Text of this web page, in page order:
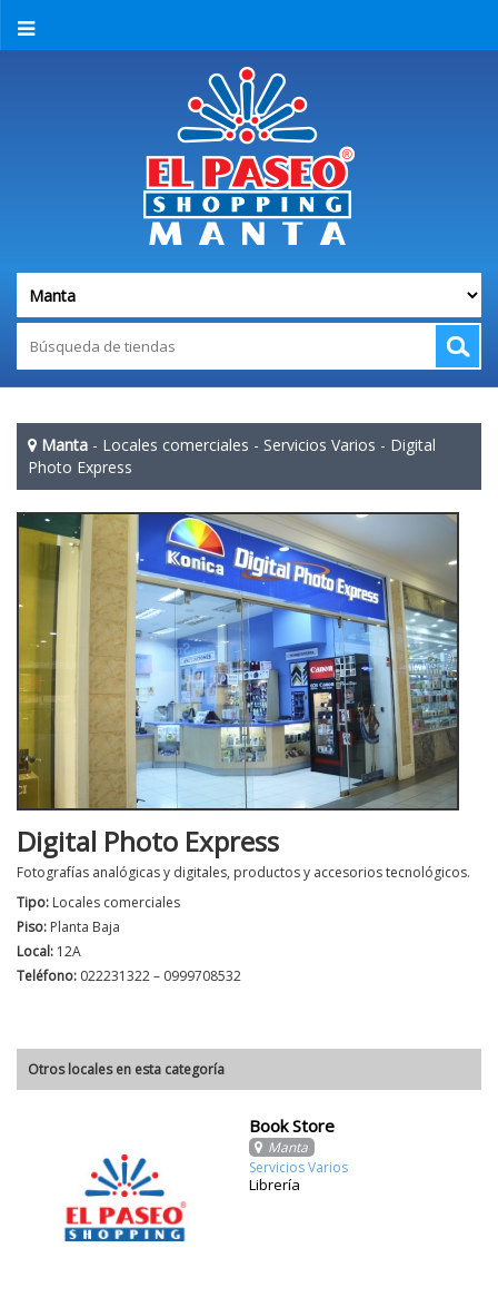
Manta - Locales comerciales - Servicios Varios - Digital
Photo Express
Digital Photo Express
Fotografías analógicas y digitales, productos y accesorios tecnológicos.
Tipo: Locales comerciales
Piso: Planta Baja
Local: 12A
Teléfono: 022231322 – 0999708532
Otros locales en esta categoría
Book Store
Manta
Servicios Varios
Librería